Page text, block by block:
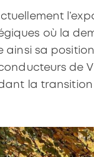
où la
ainsi sa
de
la